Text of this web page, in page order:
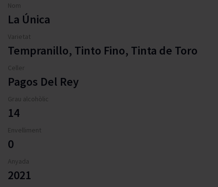
Nom
La Única
Varietat
Tempranillo, Tinto Fino, Tinta de Toro
Celler
Pagos Del Rey
Grau alcohòlic
14
Envelliment
0
Anyada
2021